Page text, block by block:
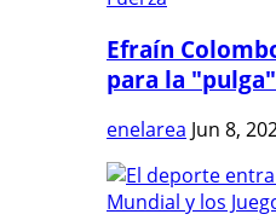
Efraín
para la
enelarea Jun 8,